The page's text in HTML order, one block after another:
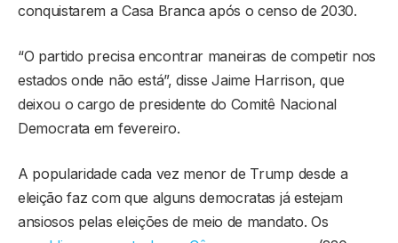
conquistarem a Casa Branca após o censo de 2030.
“O partido precisa encontrar maneiras de competir nos
estados onde não está”, disse Jaime Harrison, que
deixou o cargo de presidente do Comitê Nacional
Democrata em fevereiro.
A popularidade cada vez menor de Trump desde a
eleição faz com que alguns democratas já estejam
ansiosos pelas eleições de meio de mandato. Os